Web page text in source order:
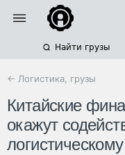
Найти грузы
← Логистика, грузы
Китайские
окажут